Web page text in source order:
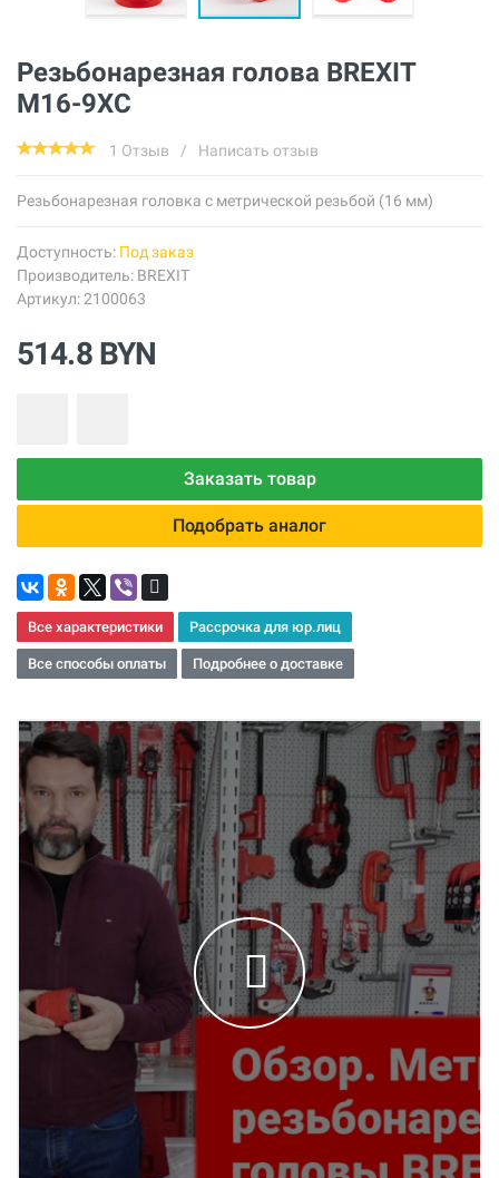
Резьбонарезная голова BREXIT
М16-9XC
1 Отзыв / Написать отзыв
Резьбонарезная головка с метрической резьбой (16 мм)
Доступность: Под заказ
Производитель: BREXIT
Артикул: 2100063
514.8 BYN
Заказать товар
Подобрать аналог
Все характеристики Рассрочка для юр.лиц
Все способы оплаты Подробнее о доставке